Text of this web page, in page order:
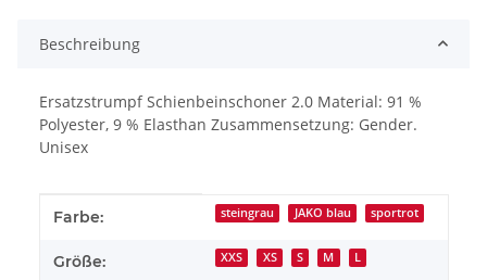
Beschreibung
Ersatzstrumpf Schienbeinschoner 2.0 Material: 91 %
Polyester, 9 % Elasthan Zusammensetzung: Gender.
Unisex
Produkteigenschaft
Wert
Farbe: steingrau JAKO blau sportrot
Größe: XXS XS S M L